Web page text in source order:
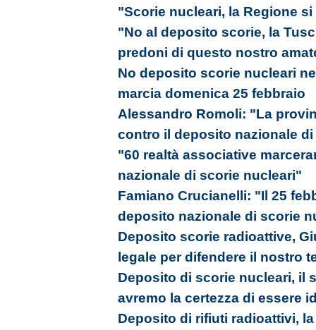
"Scorie nucleari, la Regione
"No al deposito scorie, la
predoni di questo nostro
No deposito scorie nucleari
marcia domenica 25 febbraio
Alessandro Romoli: "La
contro il deposito nazionale
"60 realtà associative
nazionale di scorie nucleari"
Famiano Crucianelli: "Il 25
deposito nazionale di scorie
Deposito scorie radioattive,
legale per difendere il nostro
Deposito di scorie nucleari, il
avremo la certezza di essere
Deposito di rifiuti radioattivi,